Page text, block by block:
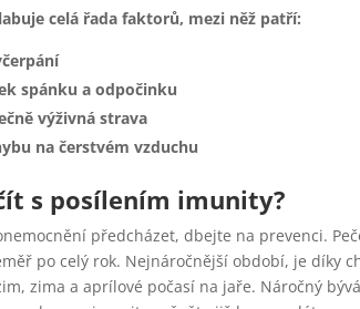
celá řada faktorů, mezi něž patří:
spánku a odpočinku
výživná strava
na čerstvém vzduchu
s posílením imunity?
předcházet, dbejte na prevenci.
po celý rok. Nejnáročnější období, je díky
zima a aprílové počasí na jaře. Náročný